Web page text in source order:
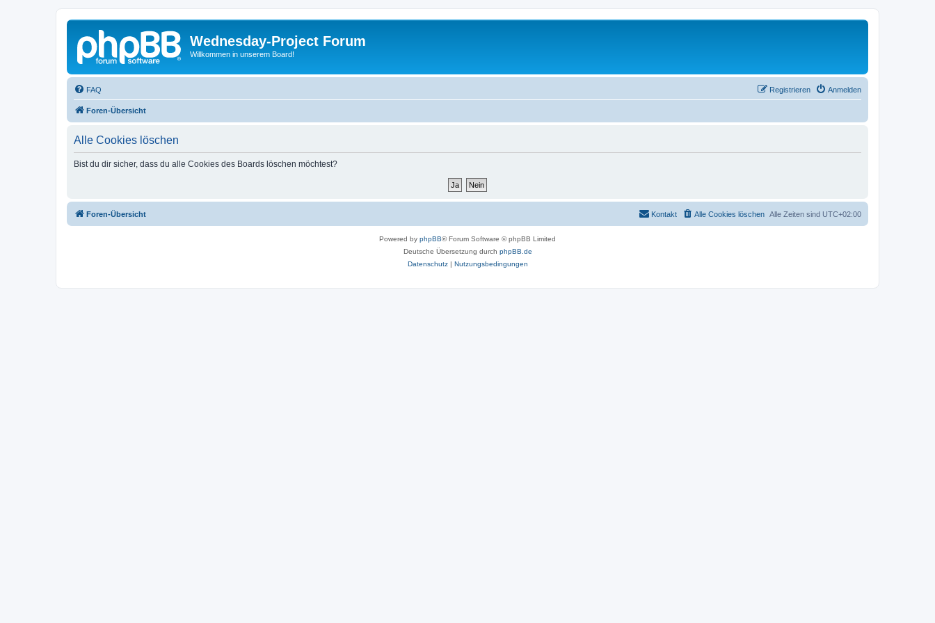
Wednesday-Project Forum
Willkommen in unserem Board!
FAQ Anmelden
Registrieren
Foren-Übersicht
Alle Cookies löschen
Bist du dir sicher, dass du alle Cookies des Boards löschen möchtest?
Foren-Übersicht Alle Zeiten sind UTC+02:00
Alle Cookies löschen
Kontakt
Powered by phpBB® Forum Software © phpBB Limited
Deutsche Übersetzung durch phpBB.de
Datenschutz| Nutzungsbedingungen